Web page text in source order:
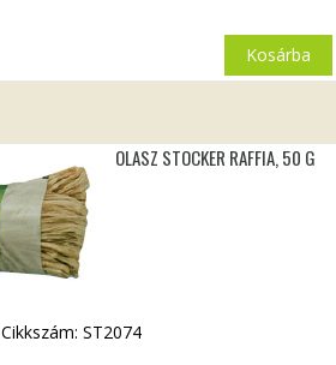
Kosárba
OLASZ STOCKER RAFFIA, 50 G
Cikkszám: ST2074